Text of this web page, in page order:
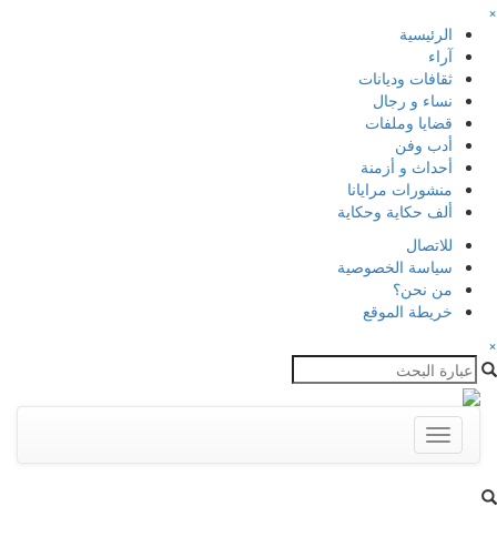
×
الرئيسية
آراء
ثقافات وديانات
نساء و رجال
قضايا وملفات
أدب وفن
أحداث و أزمنة
منشورات مرايانا
ألف حكاية وحكاية
للاتصال
سياسة الخصوصية
من نحن؟
خريطة الموقع
×
Toggle
navigation